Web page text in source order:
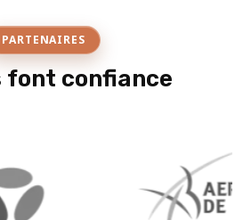
PARTENAIRES
font confiance